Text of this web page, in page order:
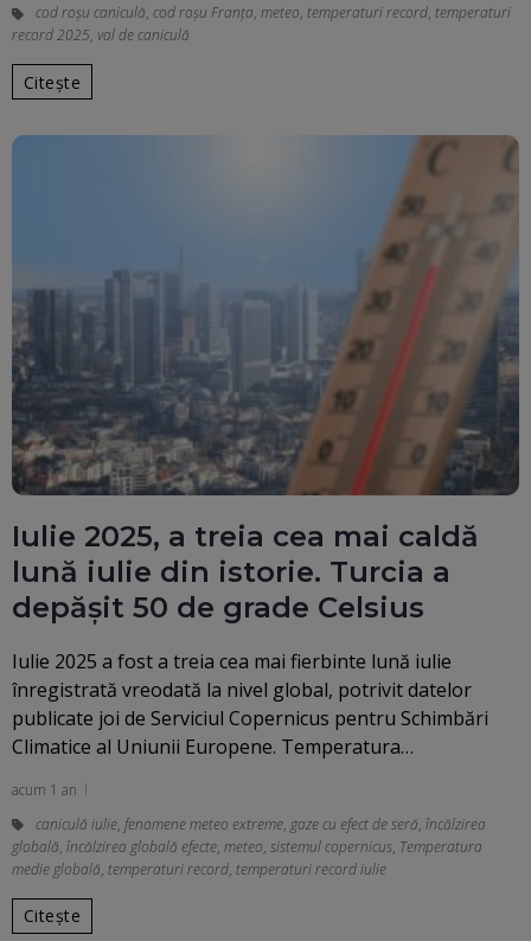
cod roşu caniculă, cod roșu Franța, meteo, temperaturi record, temperaturi
record 2025, val de caniculă
Citește
Iulie 2025, a treia cea mai caldă
lună iulie din istorie. Turcia a
depășit 50 de grade Celsius
Iulie 2025 a fost a treia cea mai fierbinte lună iulie
înregistrată vreodată la nivel global, potrivit datelor
publicate joi de Serviciul Copernicus pentru Schimbări
Climatice al Uniunii Europene. Temperatura…
acum 1 an
caniculă iulie, fenomene meteo extreme, gaze cu efect de seră, încălzirea
globală, încălzirea globală efecte, meteo, sistemul copernicus, Temperatura
medie globală, temperaturi record, temperaturi record iulie
Citește